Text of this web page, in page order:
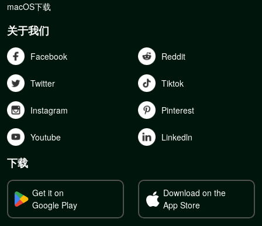
macOS下载
关于我们
Facebook Reddit
Twitter Tiktok
Instagram Pinterest
Youtube Linkedln
下载
Get it on
Google Play
Download on the
App Store